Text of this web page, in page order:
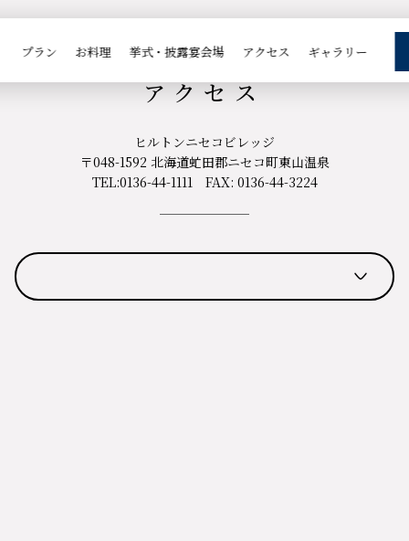
プラン お料理 挙式・披露宴会場 アクセス ギャラリー
ACCESS
アクセス
ヒルトンニセコビレッジ
〒048-1592 北海道虻田郡ニセコ町東山温泉
TEL:0136-44-1111FAX: 0136-44-3224
